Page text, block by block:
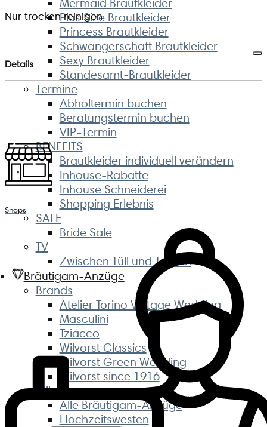
Mermaid Brautkleider
Plus Size Brautkleider
Princess Brautkleider
Schwangerschaft Brautkleider
Sexy Brautkleider
Standesamt-Brautkleider
Termine
Abholtermin buchen
Beratungstermin buchen
VIP-Termin
BENEFITS
Brautkleider individuell verändern
Inhouse-Rabatte
Inhouse Schneiderei
Shopping Erlebnis
SALE
Bride Sale
TV
Zwischen Tüll und Tränen
Bräutigam-Anzüge
Brands
Atelier Torino Vintage Wedding
Masculini
Tziacco
Wilvorst Classics
Wilvorst Green Wedding
Wilvorst since 1916
Stile
Alle Bräutigam-Anzüge
Hochzeitswesten
Nur trocken reinigen
Details
Shops